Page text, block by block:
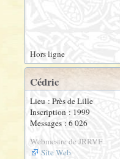
Hors ligne
Cédric
Lieu : Près de Lille
Inscription : 1999
Messages : 6 026
Webmestre de JRRVF
Site Web